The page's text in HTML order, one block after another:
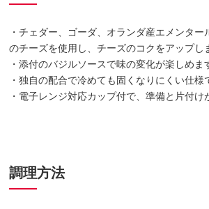
・チェダー、ゴーダ、オランダ産エメンタ
のチーズを使用し、チーズのコクをアップし
・添付のバジルソースで味の変化が楽しめま
・独自の配合で冷めても固くなりにくい仕様
・電子レンジ対応カップ付で、準備と片付け
調理方法